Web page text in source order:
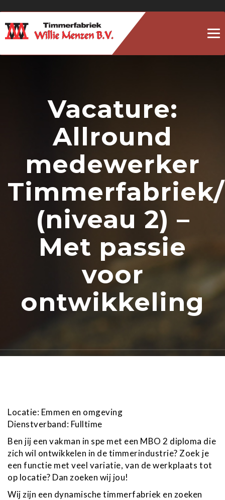
Vacature:
Allround
medewerker
(niveau 2) –
Met passie
voor
ontwikkeling
Locatie: Emmen en omgeving
Dienstverband: Fulltime
Ben jij een vakman in spe met een MBO 2 diploma die
zich wil ontwikkelen in de timmerindustrie? Zoek je
een functie met veel variatie, van de werkplaats tot
op locatie? Dan zoeken wij jou!
Wij zijn een dynamische timmerfabriek en zoeken